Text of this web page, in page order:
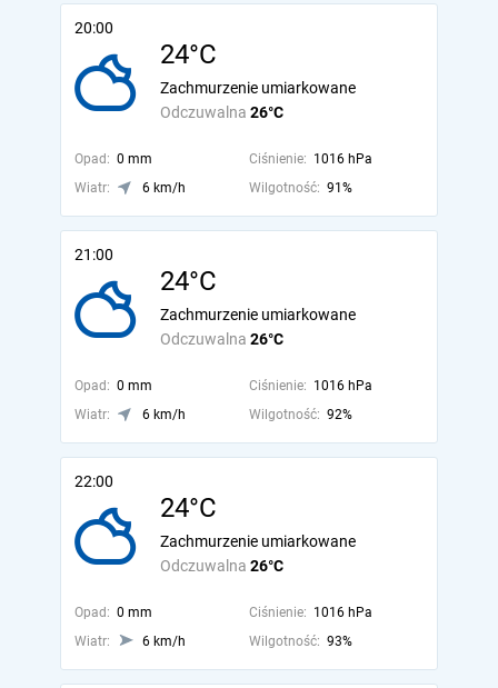
20:00
24°C
Odczuwalna 26°C
Zachmurzenie umiarkowane
Opad: 0 mm Ciśnienie: 1016 hPa
Wiatr:
6 km/h Wilgotność: 91%
21:00
24°C
Odczuwalna 26°C
Zachmurzenie umiarkowane
Opad: 0 mm Ciśnienie: 1016 hPa
Wiatr:
6 km/h Wilgotność: 92%
22:00
24°C
Odczuwalna 26°C
Zachmurzenie umiarkowane
Opad: 0 mm Ciśnienie: 1016 hPa
Wiatr:
6 km/h Wilgotność: 93%